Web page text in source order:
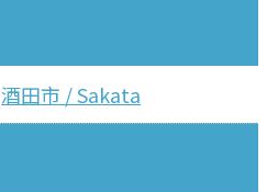
酒田市 / Sakata